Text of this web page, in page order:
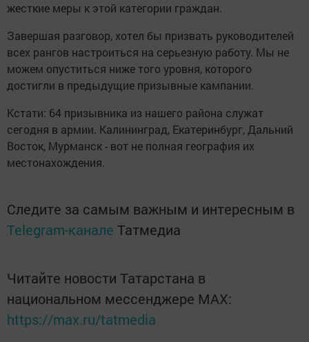
жесткие меры к этой категории граждан.
Завершая разговор, хотел бы призвать руководителей
всех рангов настроиться на серьезную работу. Мы не
можем опуститься ниже того уровня, которого
достигли в предыдущие призывные кампании.
Кстати: 64 призывника из нашего района служат
сегодня в армии. Калининград, Екатеринбург, Дальний
Восток, Мурманск - вот не полная география их
местонахождения.
Следите за самым важным и интересным в
Telegram-канале Татмедиа
Читайте новости Татарстана в
национальном мессенджере MАХ:
https://max.ru/tatmedia